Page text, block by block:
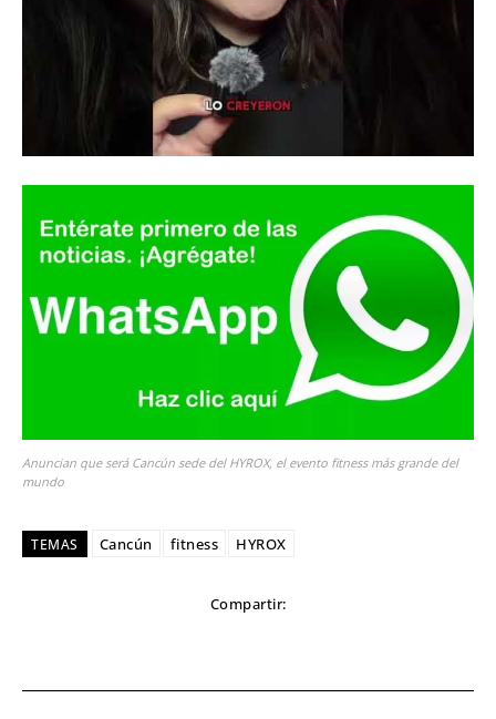
Anuncian que será Cancún sede del HYROX, el evento fitness más grande del
mundo
TEMAS Cancún fitness HYROX
Compartir: